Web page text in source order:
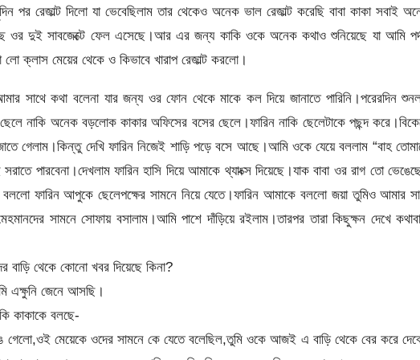
রেজাল্ট দিলো যা ভেবেছিলাম তার থেকেও অনেক ভাল রেজাল্ট করেছি বাবা কাকা সবাই
ওর দুই সাবজেক্টে ফেল এসেছে।আর এর জন্য কাকি ওকে অনেক কথাও শুনিয়েছে যা আমি
ক্লাস মেয়ের থেকে ও কিভাবে খারাপ রেজাল্ট করলো।
সাথে কথা বলেনা যার জন্য ওর ফোন থেকে মাকে কল দিয়ে জানাতে পারিনি।পরেরদিন
নাকি অনেক বড়লোক কাকার অফিসের বসের ছেলে।ফারিন নাকি ছেলেটাকে পছন্দ
গেলাম।কিন্তু দেখি ফারিন নিজেই শাড়ি পড়ে বসে আছে।আমি ওকে যেয়ে বললাম “বাহ
পারবেনা।দেখলাম ফারিন হাসি দিয়ে আমাকে থ্যাংক্স দিয়েছে।যাক বাবা ওর রাগ তো
ফারিন আপুকে ছেলেপক্ষের সামনে নিয়ে যেতে।ফারিন আমাকে বললো জয়া তুমিও আমার
সামনে সোফায় বসালাম।আমি পাশে দাঁড়িয়ে রইলাম।তারপর তারা কিছুক্ষন দেখে
বাড়ি থেকে কোনো খবর দিয়েছে কিনা?
এক্ষুনি জেনে আসছি।
কাকাকে বলছে-
মেয়েকে ওদের সামনে কে যেতে বলেছিল,তুমি ওকে আজই এ বাড়ি থেকে বের করে